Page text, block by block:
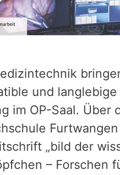
und
im OP-Saal. Über
„bild der
– Forschen